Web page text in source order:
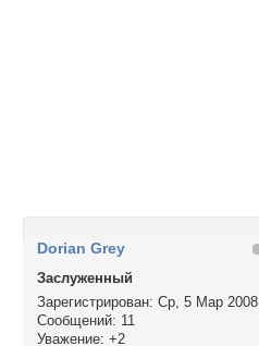
Dorian Grey
Заслуженный
Зарегистрирован: Ср, 5 Мар 2008
Сообщений: 11
Уважение: +2